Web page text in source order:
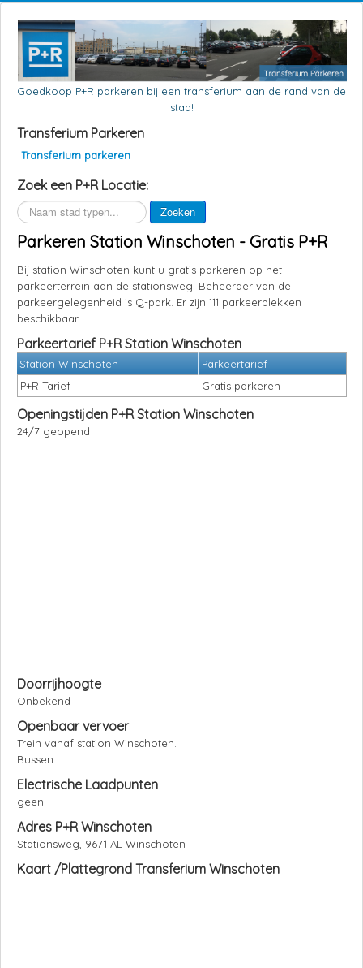
Goedkoop P+R parkeren bij een transferium aan de rand van de
stad!
Transferium Parkeren
Transferium parkeren
Zoek een P+R Locatie:
Zoeken Zoeken
Parkeren Station Winschoten - Gratis P+R
Bij station Winschoten kunt u gratis parkeren op het
parkeerterrein aan de stationsweg. Beheerder van de
parkeergelegenheid is Q-park. Er zijn 111 parkeerplekken
beschikbaar.
Parkeertarief P+R Station Winschoten
Station Winschoten
Parkeertarief
P+R Tarief
Gratis parkeren
Openingstijden P+R Station Winschoten
24/7 geopend
Doorrijhoogte
Onbekend
Openbaar vervoer
Trein vanaf station Winschoten.
Bussen
Electrische Laadpunten
geen
Adres P+R Winschoten
Stationsweg, 9671 AL Winschoten
Kaart /Plattegrond Transferium Winschoten